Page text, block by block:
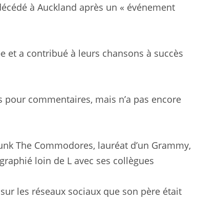
à Auckland après un « événement
et a contribué à leurs chansons à succès
commentaires, mais n’a pas encore
The Commodores, lauréat d’un Grammy,
loin de L avec ses collègues